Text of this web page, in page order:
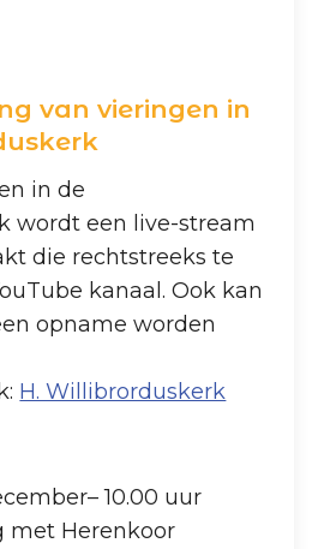
van vieringen in
in de
wordt een live-stream
die rechtstreeks te
kanaal. Ook kan
opname worden
H. Willibrorduskerk
10.00 uur
met Herenkoor